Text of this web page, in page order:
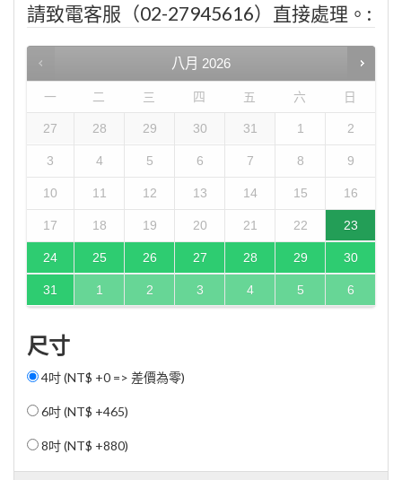
請致電客服（02-27945616）直接處理。:
八月 2026
一 二 三 四 五 六 日
27 28 29 30 31 1 2
3 4 5 6 7 8 9
10 11 12 13 14 15 16
17 18 19 20 21 22 23
24 25 26 27 28 29 30
31 1 2 3 4 5 6
尺寸
4吋 (NT$ +0 => 差價為零)
6吋 (NT$ +465)
8吋 (NT$ +880)